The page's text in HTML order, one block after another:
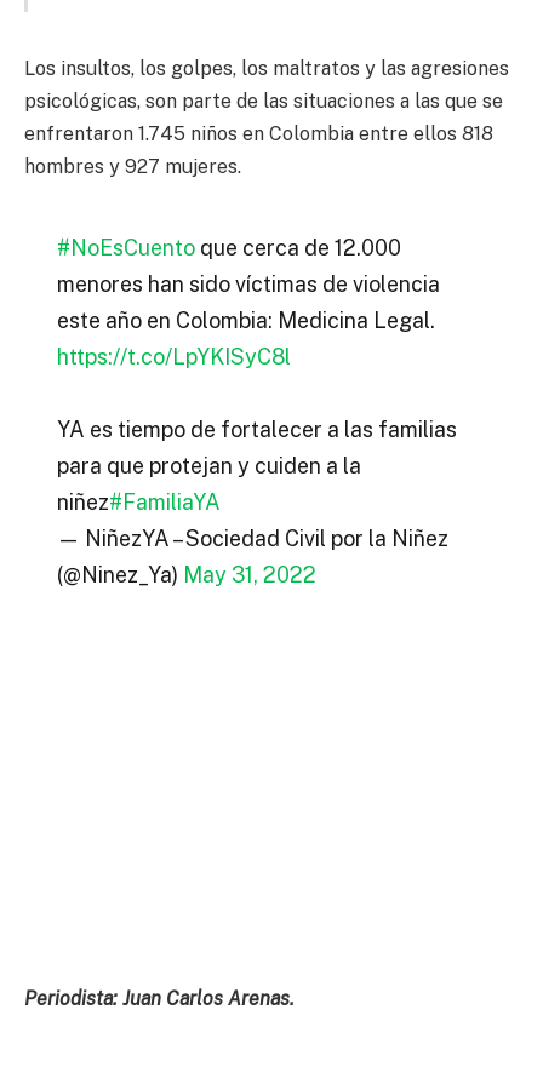
Los insultos, los golpes, los maltratos y las agresiones
psicológicas, son parte de las situaciones a las que se
enfrentaron 1.745 niños en Colombia entre ellos 818
hombres y 927 mujeres.
#NoEsCuentoque cerca de 12.000
menores han sido víctimas de violencia
este año en Colombia: Medicina Legal.
https://t.co/LpYKISyC8l
YA es tiempo de fortalecer a las familias
para que protejan y cuiden a la
niñez#FamiliaYA
— NiñezYA – Sociedad Civil por la Niñez
(@Ninez_Ya) May 31, 2022
Periodista: Juan Carlos Arenas.